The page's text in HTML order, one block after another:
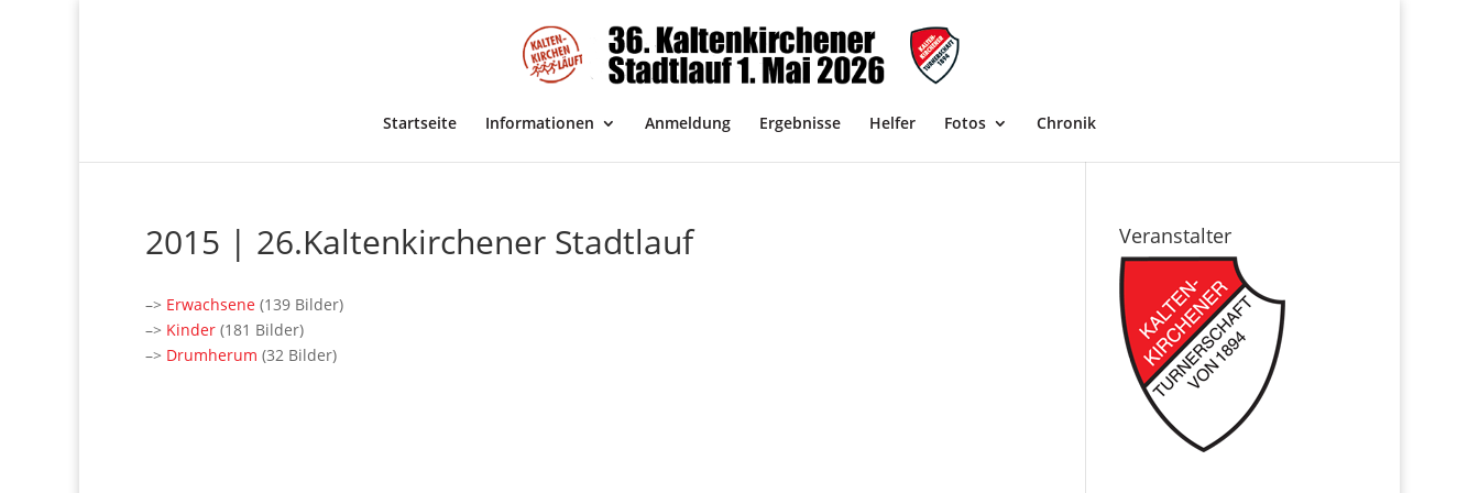
Startseite Informationen Anmeldung Ergebnisse Helfer Fotos Chronik
2015 | 26.Kaltenkirchener Stadtlauf
–> Erwachsene (139 Bilder)
–> Kinder (181 Bilder)
–> Drumherum (32 Bilder)
Veranstalter